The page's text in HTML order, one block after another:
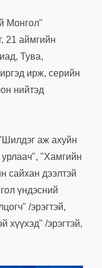
Монгол"
21 аймгийн
Тува,
ирж, серийн
нийтэд
аж ахуйн
"Хамгийн
сайхан дээлтэй
үндэсний
/эрэгтэй,
хүүхэд" /эрэгтэй,